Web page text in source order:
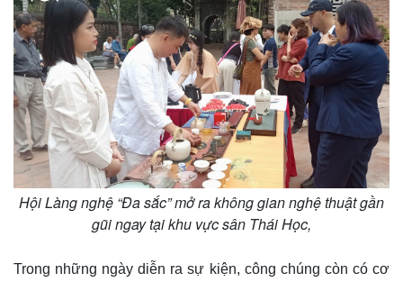
Kinh tế
Bất động sản
Khởi nghiệp
Thị trường
Giá vàng
Tiêu dùng
Tỷ giá
Chứng khoán
Giá cà phê
Hội Làng nghệ “Đa sắc” mở ra không gian nghệ thuật gần
gũi ngay tại khu vực sân Thái Học,
Trong những ngày diễn ra sự kiện, công chúng còn có cơ